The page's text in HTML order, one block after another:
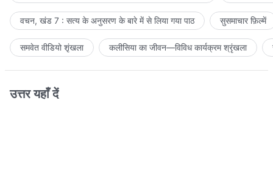
वचन, खंड 7 : सत्य के अनुसरण के बारे में से लिया गया पाठ सुसमाचार फ़िल्में
समवेत वीडियो शृंखला कलीसिया का जीवन—विविध कार्यक्रम श्रृंखला
उत्तर यहाँ दें